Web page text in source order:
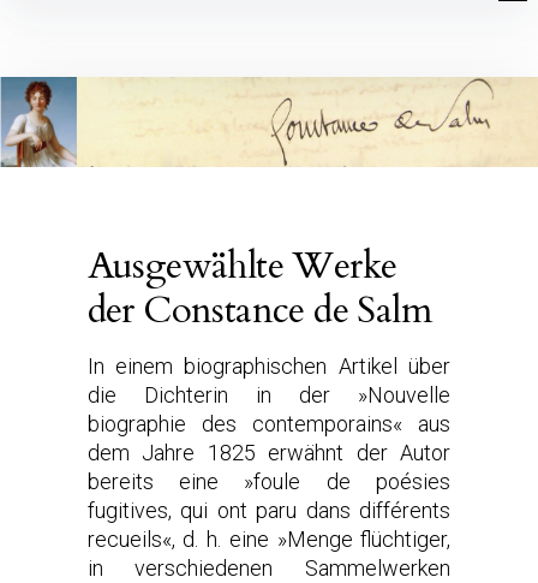
Ausgewählte Werke
der Constance de Salm
In einem biographischen Artikel über
die Dichterin in der »Nouvelle
biographie des contemporains« aus
dem Jahre 1825 erwähnt der Autor
bereits eine »foule de poésies
fugitives, qui ont paru dans différents
recueils«, d. h. eine »Menge flüchtiger,
in verschiedenen Sammelwerken